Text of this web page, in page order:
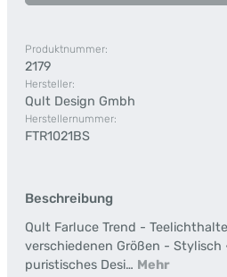
Produktnummer:
2179
Hersteller:
Qult Design Gmbh
Herstellernummer:
FTR1021BS
Beschreibung
Qult Farluce Trend -
verschiedenen Größen - Stylisch
puristisches Desi… Mehr